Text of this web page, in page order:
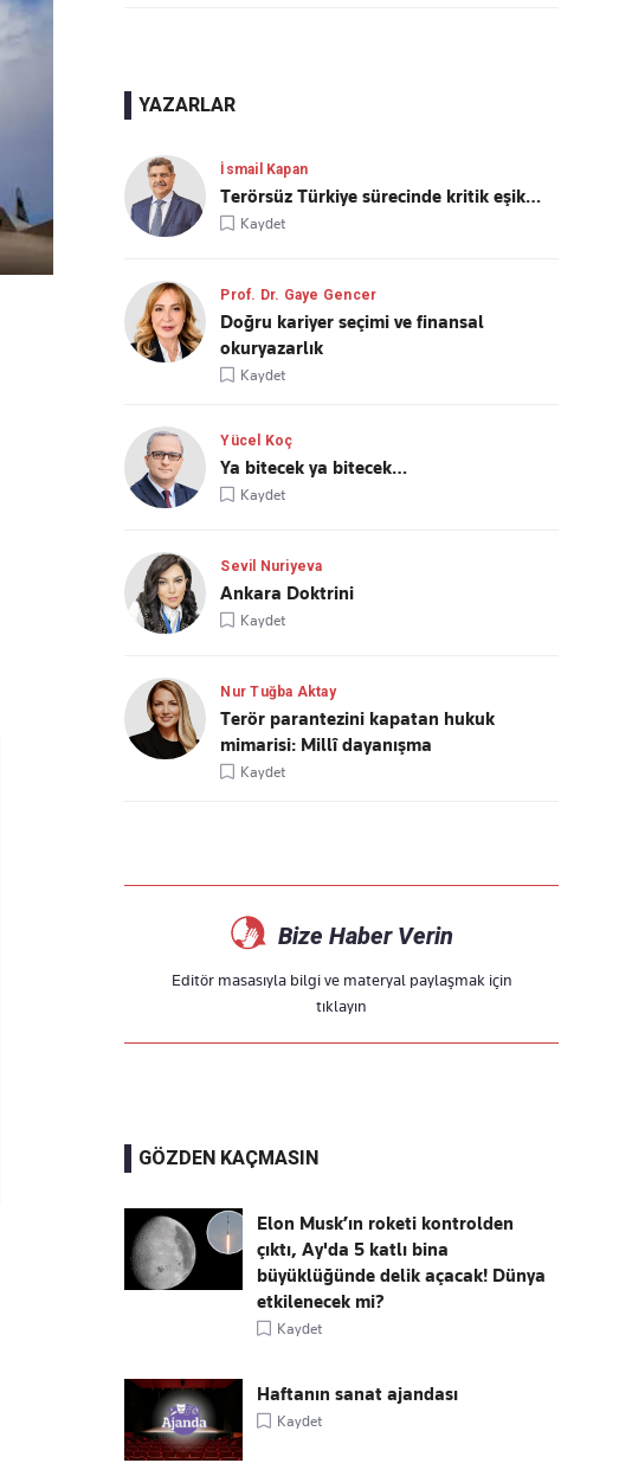
YAZARLAR
İsmail Kapan
Terörsüz Türkiye sürecinde kritik eşik…
Kaydet
Prof. Dr. Gaye Gencer
Doğru kariyer seçimi ve finansal
okuryazarlık
Kaydet
Yücel Koç
Ya bitecek ya bitecek…
Kaydet
Sevil Nuriyeva
Ankara Doktrini
Kaydet
Nur Tuğba Aktay
Terör parantezini kapatan hukuk
mimarisi: Millî dayanışma
Kaydet
Bize Haber Verin
Editör masasıyla bilgi ve materyal paylaşmak için
tıklayın
GÖZDEN KAÇMASIN
Elon Musk’ın roketi kontrolden
çıktı, Ay'da 5 katlı bina
büyüklüğünde delik açacak! Dünya
etkilenecek mi?
Kaydet
Haftanın sanat ajandası
Kaydet